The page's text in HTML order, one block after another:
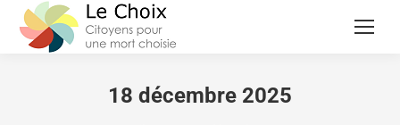
18 décembre 2025